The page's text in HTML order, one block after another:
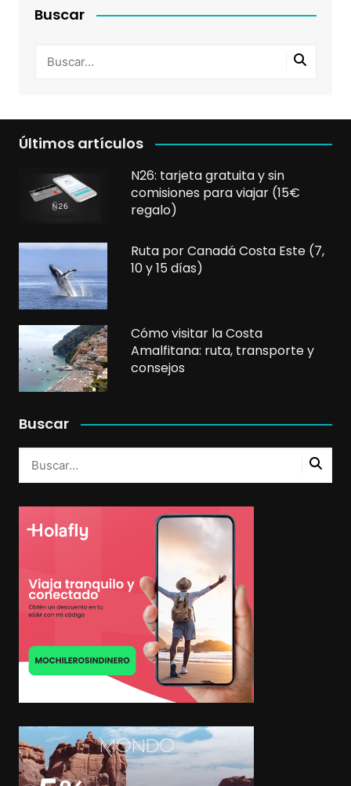
Buscar
Últimos artículos
N26: tarjeta gratuita y sin
comisiones para viajar (15€
regalo)
Ruta por Canadá Costa Este (7,
10 y 15 días)
Cómo visitar la Costa
Amalfitana: ruta, transporte y
consejos
Buscar